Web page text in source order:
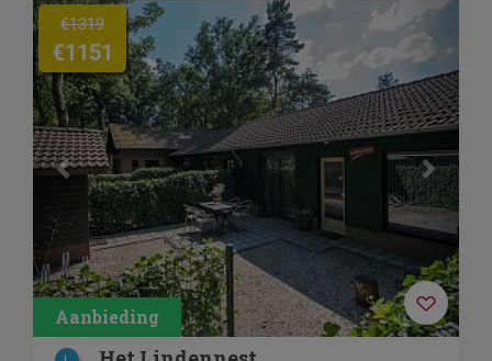
Previous Next
€1319
€1151